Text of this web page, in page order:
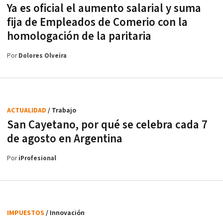
Ya es oficial el aumento salarial y suma
fija de Empleados de Comerio con la
homologación de la paritaria
PorDolores Olveira
San Cayetano, por qué se celebra cada 7
de agosto en Argentina
ACTUALIDAD / Trabajo
PoriProfesional
IMPUESTOS / Innovación